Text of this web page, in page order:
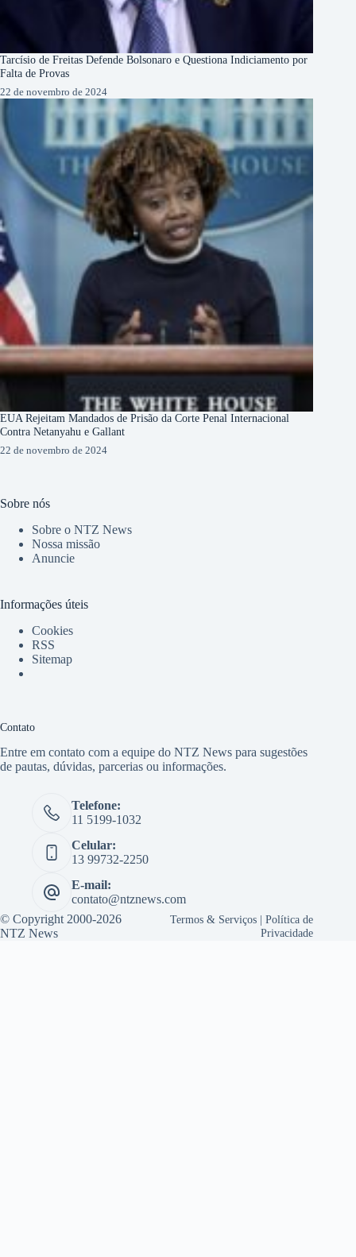
Tarcísio de Freitas Defende Bolsonaro e Questiona Indiciamento por
Falta de Provas
22 de novembro de 2024
EUA Rejeitam Mandados de Prisão da Corte Penal Internacional
Contra Netanyahu e Gallant
22 de novembro de 2024
Sobre nós
Sobre o NTZ News
Nossa missão
Anuncie
Informações úteis
Cookies
RSS
Sitemap
Contato
Entre em contato com a equipe do NTZ News para sugestões
de pautas, dúvidas, parcerias ou informações.
Telefone:
11 5199-1032
Celular:
13 99732-2250
E-mail:
contato@ntznews.com
© Copyright 2000-2026
NTZ News
Termos & Serviços |Política de
Privacidade